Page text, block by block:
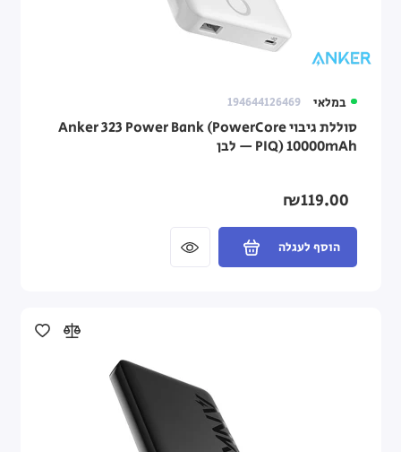
במלאי 194644126469
סוללת גיבוי Anker 323 Power Bank (PowerCore
PIQ) 10000mAh — לבן
₪119.00
הוסף לעגלה